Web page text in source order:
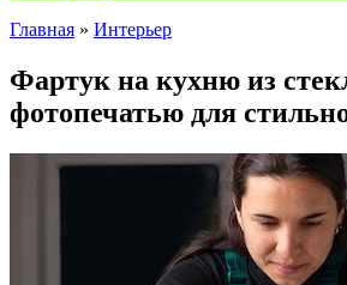
Главная » Интерьер
Фартук на кухню из
фотопечатью для